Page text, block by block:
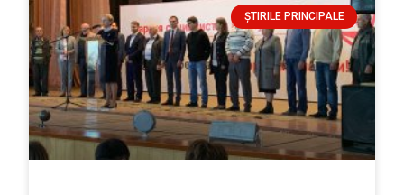
ȘTIRILE PRINCIPALE